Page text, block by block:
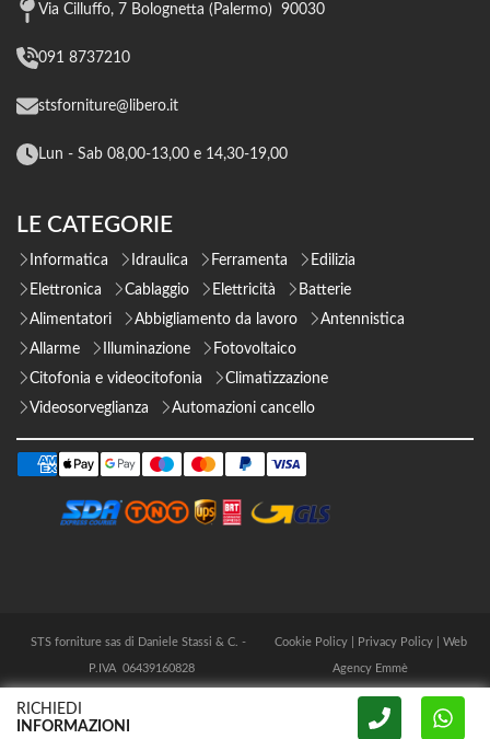
Via Cilluffo, 7 Bolognetta (Palermo) 90030
091 8737210
stsforniture@libero.it
Lun - Sab 08,00-13,00 e 14,30-19,00
LE CATEGORIE
Informatica Idraulica Ferramenta
Edilizia
Elettronica
Cablaggio Elettricità
Batterie
Alimentatori
Abbigliamento da lavoro
Antennistica
Allarme
Illuminazione
Fotovoltaico
Citofonia e videocitofonia
Climatizzazione
Videosorveglianza
Automazioni cancello
STS forniture sas di Daniele Stassi & C. -
P.IVA 06439160828
Cookie Policy| Privacy Policy| Web
Agency Emmè
RICHIEDI
INFORMAZIONI